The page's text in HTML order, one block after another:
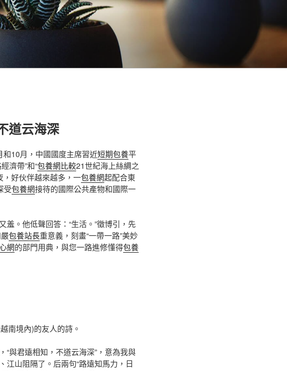
道云海深
和10月，中國國度主席習近短期包養平
濟帶”和“包養網比較21世紀海上絲綢之
，好伙伴越來越多，一包養網起配合東
受包養網接待的國際公共產物和國際一
。他低聲回答：“生活。”徵博引，先
包養站長重意義，刻畫“一帶一路”美妙
網的部門用典，與您一路進修懂得包養
南境內)的友人的詩。
“與君遠相知，不道云海深”，意為我與
江山阻隔了。后兩句“路遠知馬力，日